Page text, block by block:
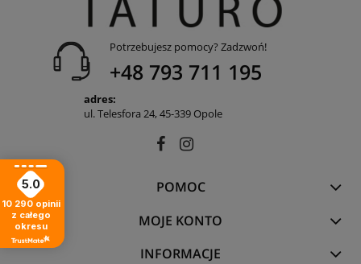
Potrzebujesz pomocy? Zadzwoń!
+48 793 711 195
adres:
ul. Telesfora 24, 45-339 Opole
POMOC
MOJE KONTO
INFORMACJE
5.0
10 290 opinii
z całego
okresu